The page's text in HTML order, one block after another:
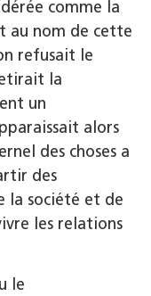
comme la
au nom de cette
refusait le
la
un
alors
des choses a
des
la société et de
les relations
le